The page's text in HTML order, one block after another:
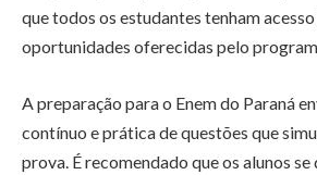
que todos os estudantes tenham
oportunidades oferecidas pelo
A preparação para o Enem do Paraná
contínuo e prática de questões que
prova. É recomendado que os alunos